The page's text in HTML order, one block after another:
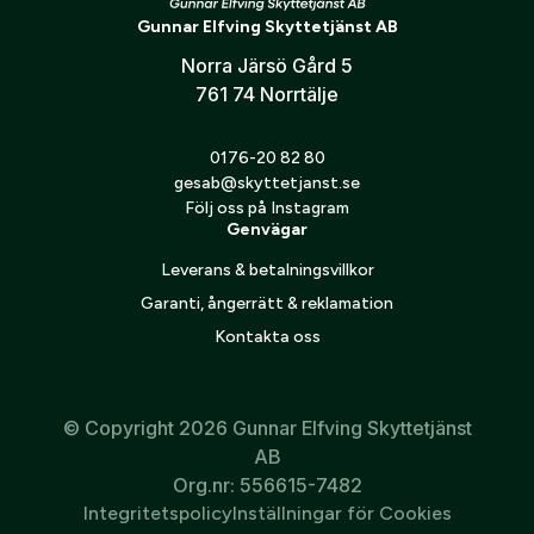
tillsammans med jimping på ryggen ger stabilitet och
Jag godkänner att mina personuppgifter behandlas enligt
Gunnar Elfving Skyttetjänst AB
Norra Järsö Gård 5
761 74 Norrtälje
0176-20 82 80
gesab@skyttetjanst.se
Följ oss på Instagram
Genvägar
Leverans & betalningsvillkor
Garanti, ångerrätt & reklamation
Kontakta oss
© Copyright 2026 Gunnar Elfving Skyttetjänst
AB
Org.nr: 556615-7482
IntegritetspolicyInställningar för Cookies